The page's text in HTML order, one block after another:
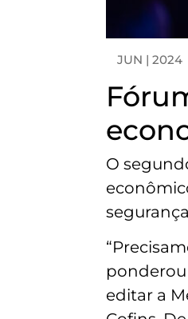
JUN | 2024
O
editar a